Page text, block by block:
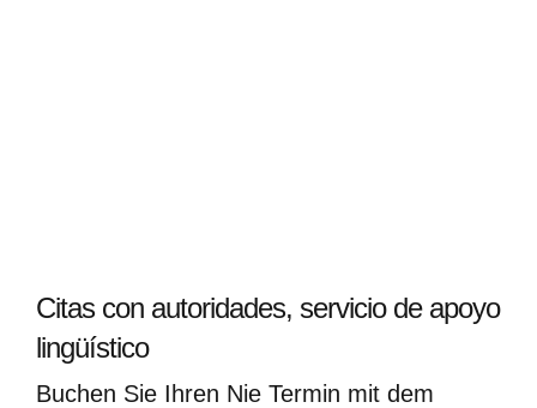
Citas con autoridades, servicio de apoyo
lingüístico
Buchen Sie Ihren Nie Termin mit dem